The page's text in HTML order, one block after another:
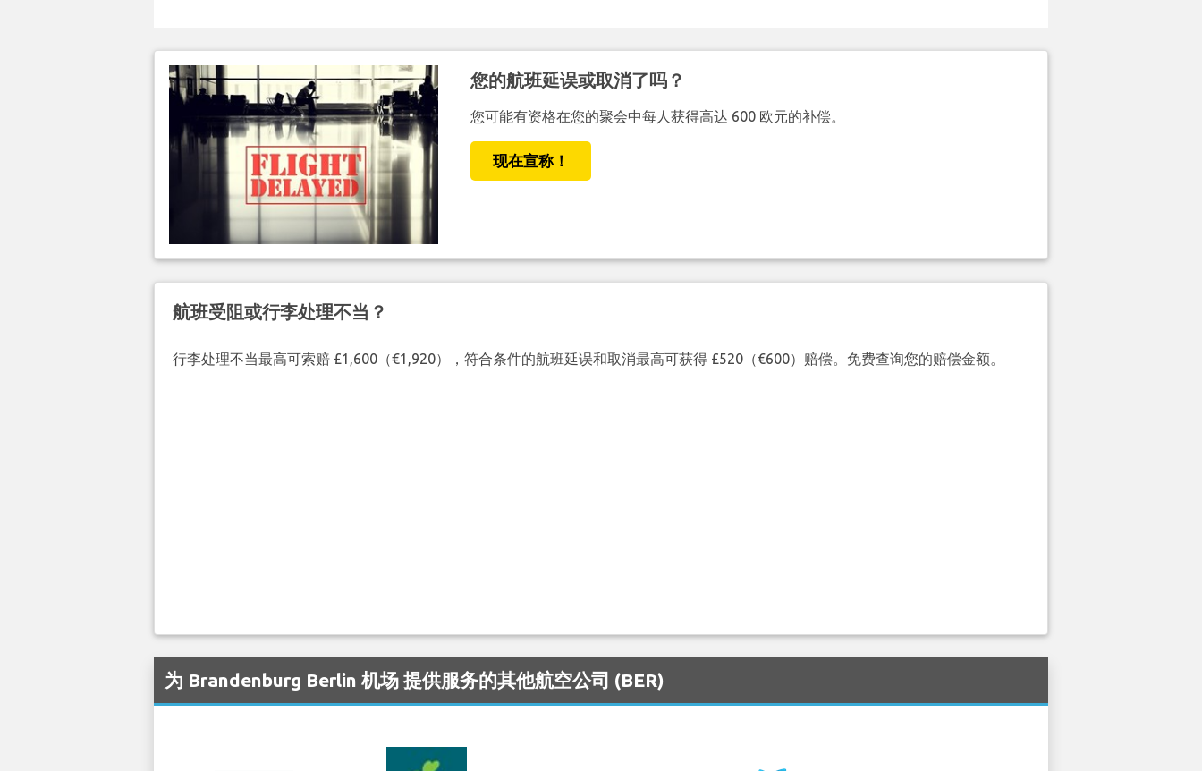
您的航班延误或取消了吗？
您可能有资格在您的聚会中每人获得高达 600 欧元的补偿。
现在宣称！
航班受阻或行李处理不当？
行李处理不当最高可索赔 £1,600（€1,920），符合条件的航班延误和取消最高可获得 £520（€600）赔偿。免费查询您的赔偿金额。
为 Brandenburg Berlin 机场 提供服务的其他航空公司 (BER)